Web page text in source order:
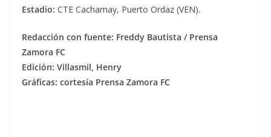
Estadio: CTE Cachamay, Puerto Ordaz (VEN).
Redacción con fuente: Freddy Bautista / Prensa
Zamora FC
Edición: Villasmil, Henry
Gráficas: cortesía Prensa Zamora FC